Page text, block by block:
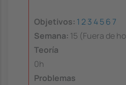
Objetivos: 1 23 456 7
Semana: 15 (Fuera de
Teoría
0h
Problemas